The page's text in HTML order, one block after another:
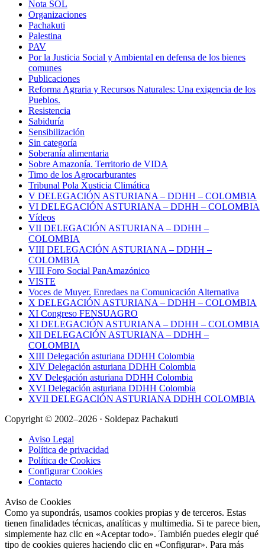
Nota SOL
Organizaciones
Pachakuti
Palestina
PAV
Por la Justicia Social y Ambiental en defensa de los bienes
comunes
Publicaciones
Reforma Agraria y Recursos Naturales: Una exigencia de los
Pueblos.
Resistencia
Sabiduría
Sensibilización
Sin categoría
Soberanía alimentaria
Sobre Amazonía. Territorio de VIDA
Timo de los Agrocarburantes
Tribunal Pola Xusticia Climática
V DELEGACIÓN ASTURIANA – DDHH – COLOMBIA
VI DELEGACIÓN ASTURIANA – DDHH – COLOMBIA
Vídeos
VII DELEGACIÓN ASTURIANA – DDHH –
COLOMBIA
VIII DELEGACIÓN ASTURIANA – DDHH –
COLOMBIA
VIII Foro Social PanAmazónico
VISTE
Voces de Muyer. Enredaes na Comunicación Alternativa
X DELEGACIÓN ASTURIANA – DDHH – COLOMBIA
XI Congreso FENSUAGRO
XI DELEGACIÓN ASTURIANA – DDHH – COLOMBIA
XII DELEGACIÓN ASTURIANA – DDHH –
COLOMBIA
XIII Delegación asturiana DDHH Colombia
XIV Delegación asturiana DDHH Colombia
XV Delegación asturiana DDHH Colombia
XVI Delegación asturiana DDHH Colombia
XVII DELEGACIÓN ASTURIANA DDHH COLOMBIA
Copyright © 2002–2026 · Soldepaz Pachakuti
Aviso Legal
Política de privacidad
Política de Cookies
Configurar Cookies
Contacto
Aviso de Cookies
Como ya supondrás, usamos cookies propias y de terceros. Estas
tienen finalidades técnicas, analíticas y multimedia. Si te parece bien,
simplemente haz clic en «Aceptar todo». También puedes elegir qué
tipo de cookies quieres haciendo clic en «Configurar». Para más